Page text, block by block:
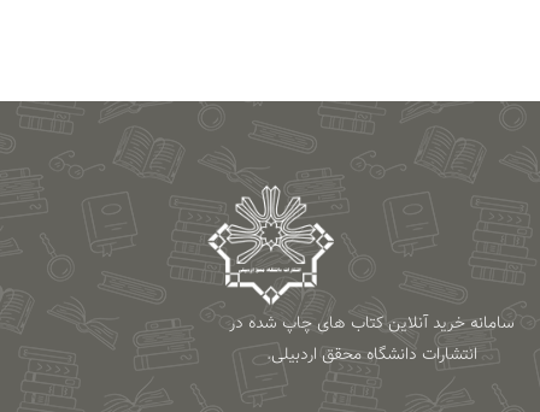
سامانه خرید آنلاین کتاب های چاپ شده در
انتشارات دانشگاه محقق اردبیلی.